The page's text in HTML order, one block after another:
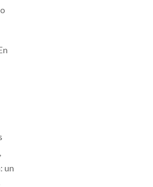
un